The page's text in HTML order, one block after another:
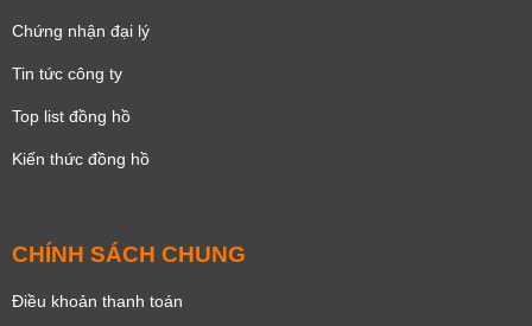
Chứng nhận đại lý
Tin tức công ty
Top list đồng hồ
Kiến thức đồng hồ
CHÍNH SÁCH CHUNG
Điều khoản thanh toán